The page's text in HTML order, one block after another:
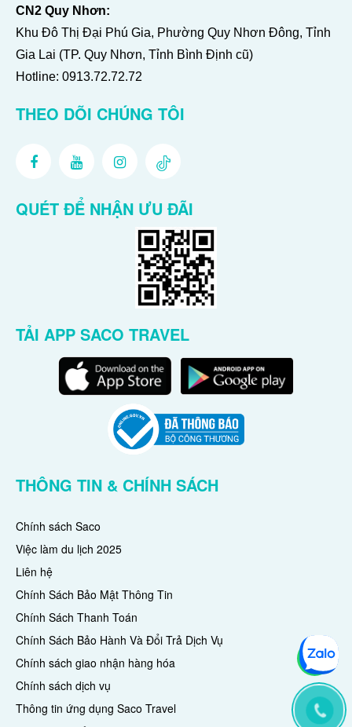
CN2 Quy Nhơn:
Khu Đô Thị Đại Phú Gia, Phường Quy Nhơn Đông, Tỉnh
Gia Lai (TP. Quy Nhơn, Tỉnh Bình Định cũ)
Hotline: 0913.72.72.72
THEO DÕI CHÚNG TÔI
QUÉT ĐỂ NHẬN ƯU ĐÃI
TẢI APP SACO TRAVEL
THÔNG TIN & CHÍNH SÁCH
Chính sách Saco
Việc làm du lịch 2025
Liên hệ
Chính Sách Bảo Mật Thông Tin
Chính Sách Thanh Toán
Chính Sách Bảo Hành Và Đổi Trả Dịch Vụ
Chính sách giao nhận hàng hóa
Chính sách dịch vụ
Thông tin ứng dụng Saco Travel